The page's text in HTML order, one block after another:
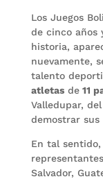
Los Juegos
de cinco años
historia,
nuevamente,
talento
atletasde11
Valledupar,
demostrar sus
En tal
Salvador,